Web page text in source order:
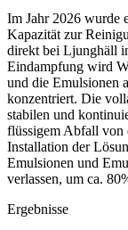
Im Jahr 2026 wurde
Kapazität zur
direkt bei Ljunghäll
Eindampfung wird
und die Emulsionen
konzentriert. Die
stabilen und
flüssigem Abfall von
Installation der
Emulsionen und
verlassen, um ca.
Ergebnisse